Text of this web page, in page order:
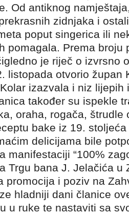
Od antiknog
zidnjaka i
poput singerica ili
pomagala. Prema broju
je riječ o izvrsno
listopada otvorio župan
izazvala i niz lijepih
također su ispekle
oraha, rogača, štrudle
bake iz 19.
delicijama bile
manifestaciji “100%
Trgu bana J. Jelačića u
promocija i poziv na
hladniji dani članice
u ruke te nastaviti sa